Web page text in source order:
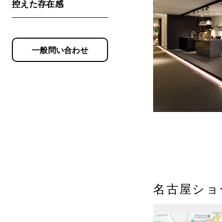
控えた存在感
一般問い合わせ
名古屋シ